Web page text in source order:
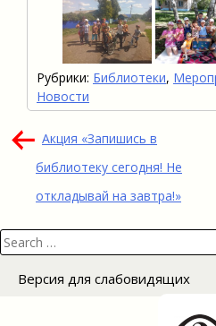
Рубрики: Библиотеки,
Новости
Навигация
по
записям
Акция «Запишись в
библиотеку сегодня! Не
откладывай на завтра!»
Search
for:
Версия для слабовидящих